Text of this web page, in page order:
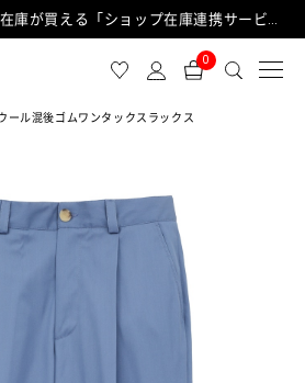
完売でもリアルショップ在庫が買える「ショップ在庫連携サービス」が日中もご利用可能になりました！
0
ール混後ゴムワンタックスラックス